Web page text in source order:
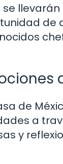
de
a
y